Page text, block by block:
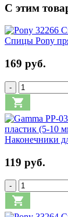
С этим
Спицы Pony
169 руб.
-
Наконечники
119 руб.
-